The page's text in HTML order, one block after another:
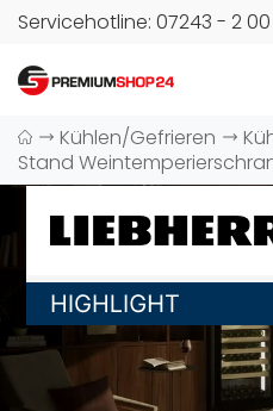
Servicehotline: 07243 - 2
Kühlen/Gefrieren
Stand